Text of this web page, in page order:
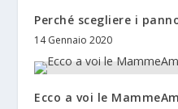
Perché scegliere i
14 Gennaio 2020
Ecco a voi le